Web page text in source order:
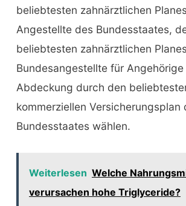
beliebtesten zahnärztlichen
Angestellte des Bundesstaates,
beliebtesten zahnärztlichen
Bundesangestellte für
Abdeckung durch den
kommerziellen Versicherungsplan
Bundesstaates wählen.
Weiterlesen Welche
verursachen hohe Triglyceride?